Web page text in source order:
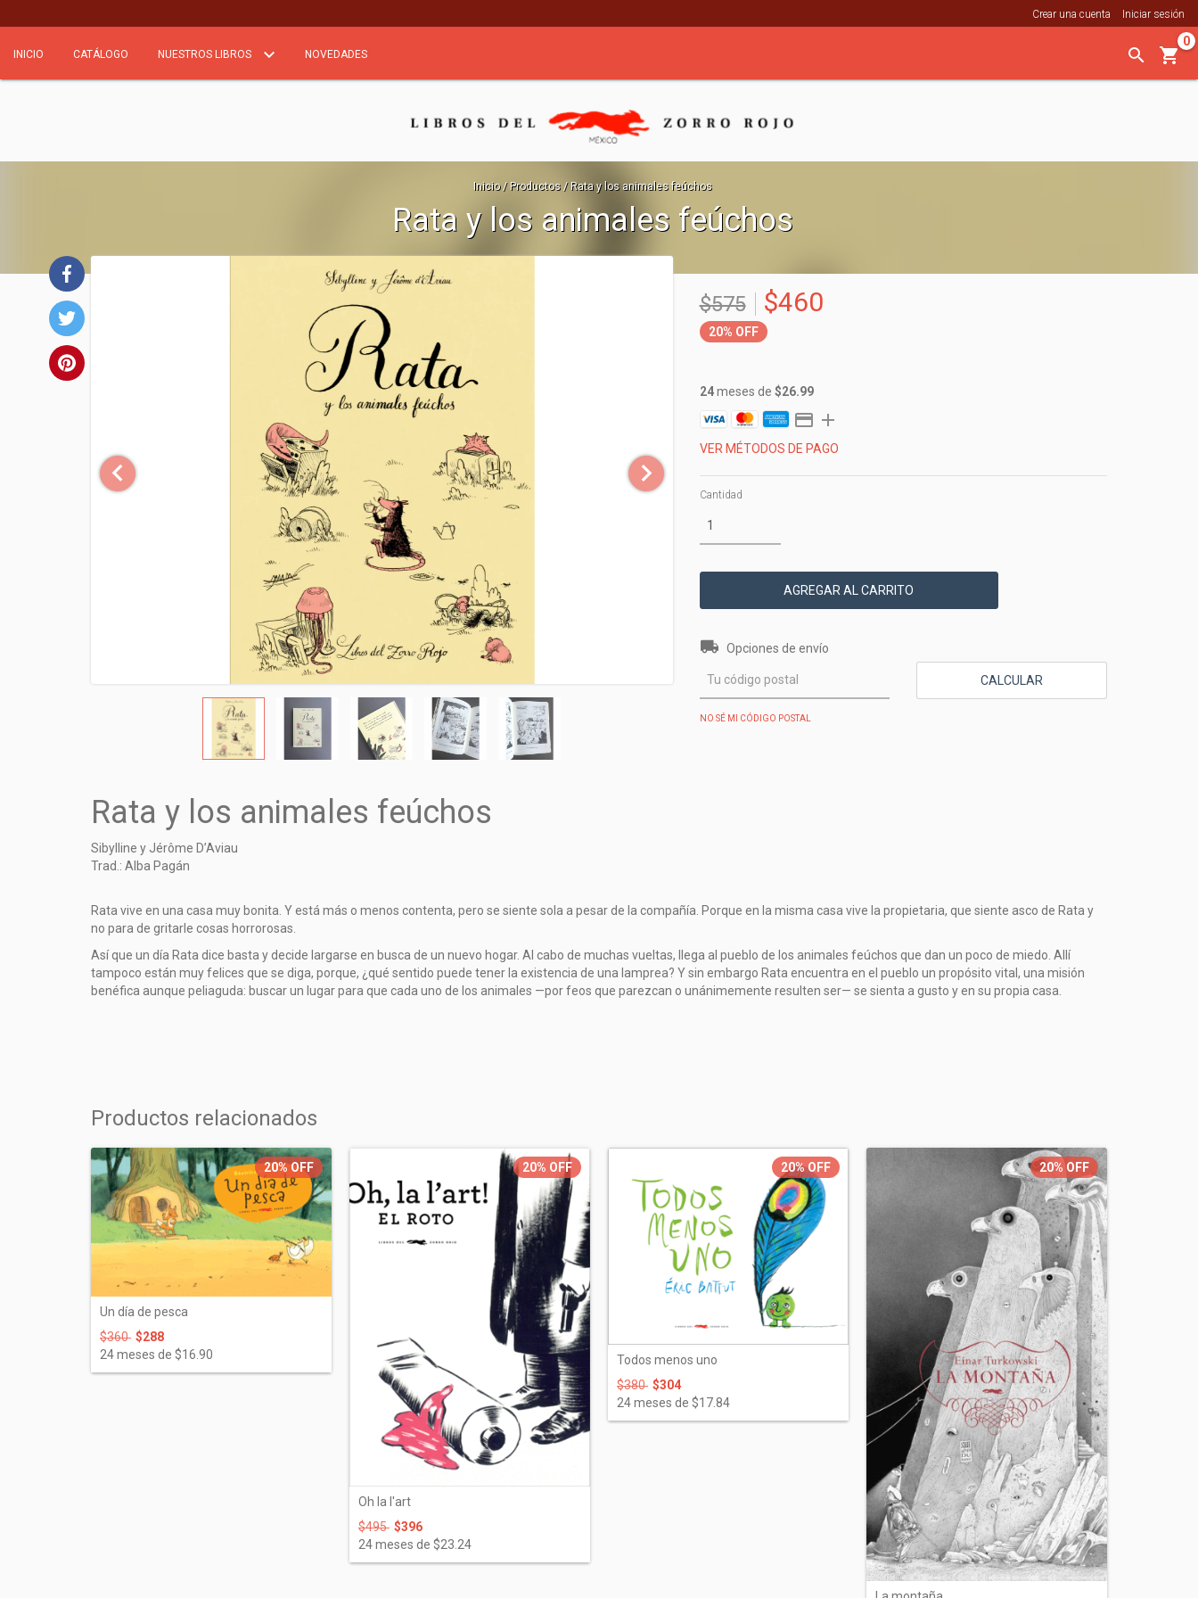
Crear una cuenta Iniciar sesión
INICIO CATÁLOGO NUESTROS LIBROS NOVEDADES
0
Inicio / Productos / Rata y los animales feúchos
Rata y los animales feúchos
$575 $460
20% OFF
24meses de $26.99
VER MÉTODOS DE PAGO
Cantidad
Entregas para el CP:
Opciones de envío
CALCULAR
NO SÉ MI CÓDIGO POSTAL
Rata y los animales feúchos
Sibylline y Jérôme D’Aviau
Trad.: Alba Pagán
Rata vive en una casa muy bonita. Y está más o menos contenta, pero se siente sola a pesar de la compañía. Porque en la misma casa vive la propietaria, que siente asco de Rata y
no para de gritarle cosas horrorosas.
Así que un día Rata dice basta y decide largarse en busca de un nuevo hogar. Al cabo de muchas vueltas, llega al pueblo de los animales feúchos que dan un poco de miedo. Allí
tampoco están muy felices que se diga, porque, ¿qué sentido puede tener la existencia de una lamprea? Y sin embargo Rata encuentra en el pueblo un propósito vital, una misión
benéfica aunque peliaguda: buscar un lugar para que cada uno de los animales —por feos que parezcan o unánimemente resulten ser— se sienta a gusto y en su propia casa.
Productos relacionados
20%OFF
Un día de pesca
$360 $288
24meses de $16.90
20% OFF
Oh la l'art
$495 $396
24meses de $23.24
20%OFF
Todos menos uno
$380 $304
24meses de $17.84
20% OFF